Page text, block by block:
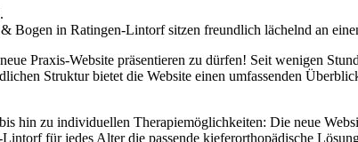
Praxis-Website präsentieren zu dürfen! Seit wenigen
Struktur bietet die Website einen umfassenden
hin zu individuellen Therapiemöglichkeiten: Die neue
für jedes Alter die passende kieferorthopädische